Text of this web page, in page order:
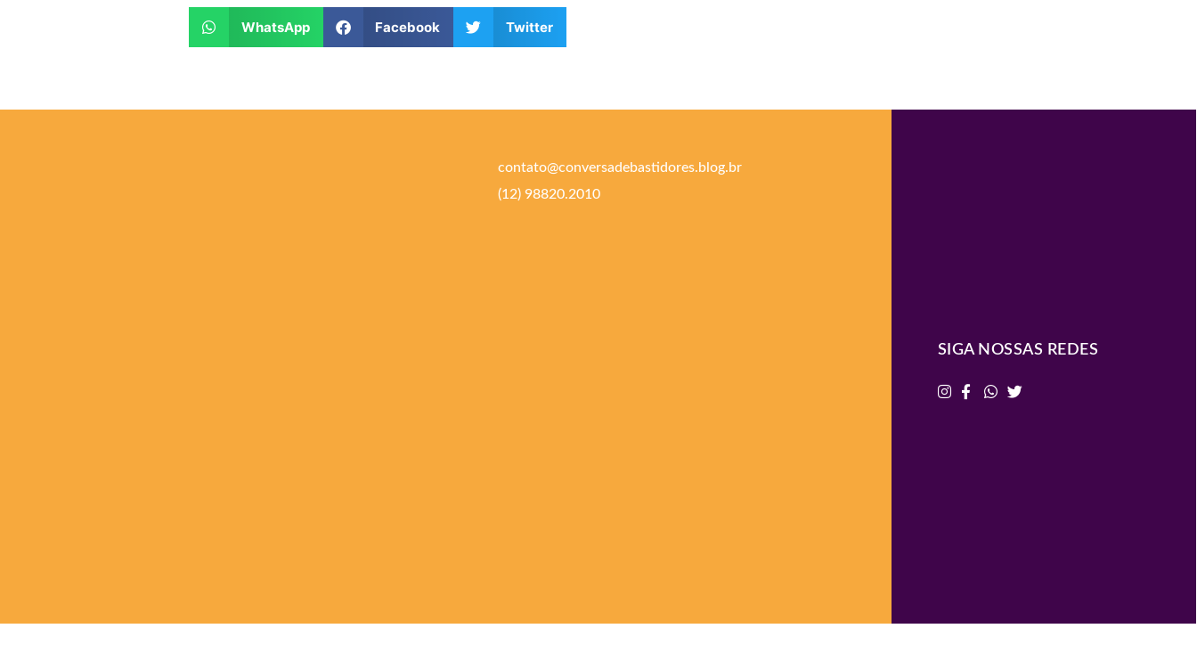
WhatsApp Facebook Twitter
contato@conversadebastidores.blog.br
(12) 98820.2010
SIGA NOSSAS REDES